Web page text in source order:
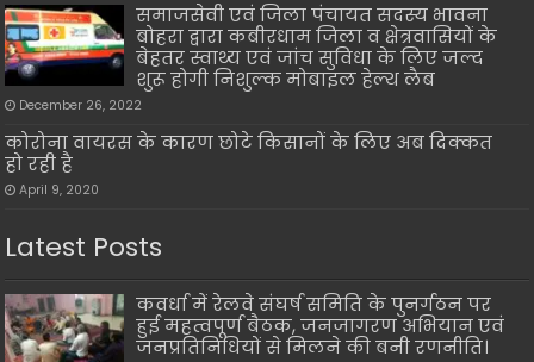
समाजसेवी एवं जिला पंचायत सदस्य भावना
बोहरा द्वारा कबीरधाम जिला व क्षेत्रवासियों के
बेहतर स्वाथ्य एवं जांच सुविधा के लिए जल्द
शुरू होगी निशुल्क मोबाइल हेल्थ लैब
December 26, 2022
कोरोना वायरस के कारण छोटे किसानों के लिए अब दिक्कत
हो रही है
April 9, 2020
Latest Posts
कवर्धा में रेलवे संघर्ष समिति के पुनर्गठन पर
हुई महत्वपूर्ण बैठक, जनजागरण अभियान एवं
जनप्रतिनिधियों से मिलने की बनी रणनीति।